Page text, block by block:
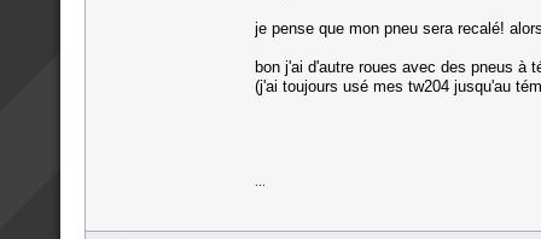
je pense que mon pneu sera recalé!
bon j'ai d'autre roues avec des pneus à
(j'ai toujours usé mes tw204 jusqu'au